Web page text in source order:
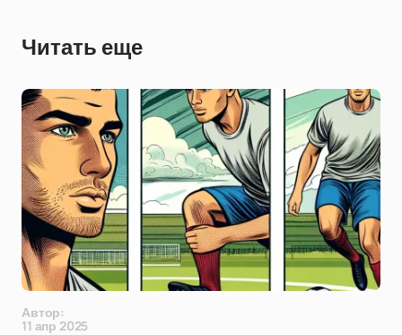
Читать еще
Автор:
11 апр 2025